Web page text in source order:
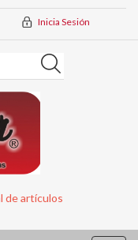
Inicia Sesión
de artículos